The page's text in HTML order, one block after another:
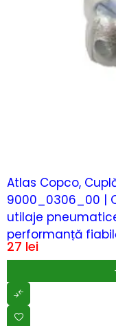
Atlas Copco,
9000_0306_00 |
utilaje
performanță
27 lei